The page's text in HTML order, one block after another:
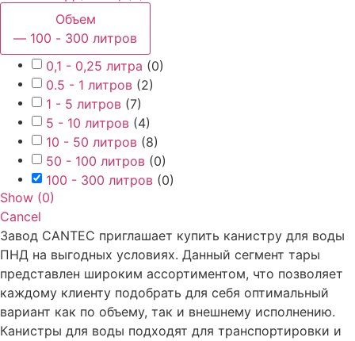
Объем
— 100 - 300 литров
0,1 - 0,25 литра (0)
0.5 - 1 литров (2)
1 - 5 литров (7)
5 - 10 литров (4)
10 - 50 литров (8)
50 - 100 литров (0)
100 - 300 литров (0)
Show (0)
Cancel
Завод CANTEC приглашает купить канистру для воды
ПНД на выгодных условиях. Данный сегмент тары
представлен широким ассортиментом, что позволяет
каждому клиенту подобрать для себя оптимальный
вариант как по объему, так и внешнему исполнению.
Канистры для воды подходят для транспортировки и